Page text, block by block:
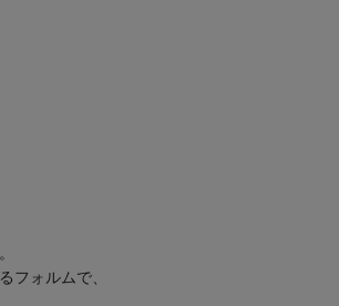
フォルムで、